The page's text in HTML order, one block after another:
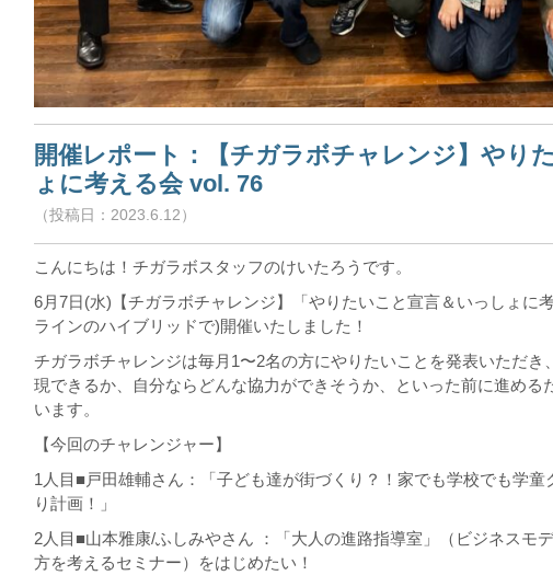
開催レポート：【チガラボチャレンジ】やり
ょに考える会 vol. 76
（投稿日：2023.6.12）
こんにちは！チガラボスタッフのけいたろうです。
6月7日(水)【チガラボチャレンジ】「やりたいこと宣言＆いっしょに
ラインのハイブリッドで)開催いたしました！
チガラボチャレンジは毎月1〜2名の方にやりたいことを発表いただき
現できるか、自分ならどんな協力ができそうか、といった前に進める
います。
【今回のチャレンジャー】
1人目■戸田雄輔さん：「子ども達が街づくり？！家でも学校でも学
り計画！」
2人目■山本雅康/ふしみやさん ：「大人の進路指導室」（ビジネスモ
方を考えるセミナー）をはじめたい！